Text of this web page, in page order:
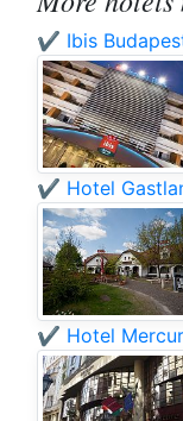
✔️ Ibis
✔️ Hotel
✔️ Hotel